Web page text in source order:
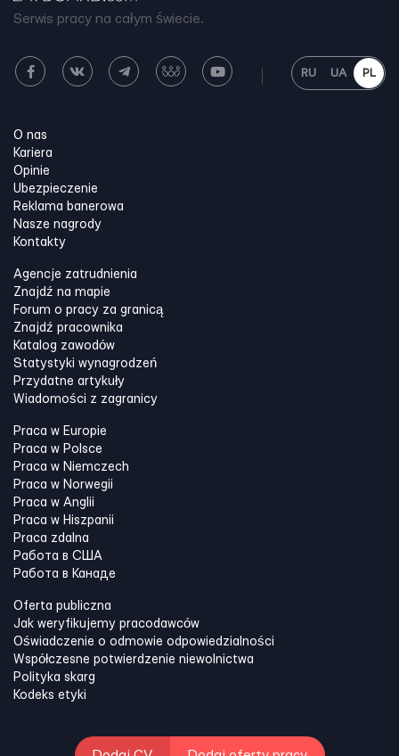
Serwis pracy na całym świecie.
RU UA PL
O nas
Kariera
Opinie
Ubezpieczenie
Reklama banerowa
Nasze nagrody
Kontakty
Agencje zatrudnienia
Znajdź na mapie
Forum o pracy za granicą
Znajdź pracownika
Katalog zawodów
Statystyki wynagrodzeń
Przydatne artykuły
Wiadomości z zagranicy
Praca w Europie
Praca w Polsce
Praca w Niemczech
Praca w Norwegii
Praca w Anglii
Praca w Hiszpanii
Praca zdalna
Работа в США
Работа в Канадe
Oferta publiczna
Jak weryfikujemy pracodawców
Oświadczenie o odmowie odpowiedzialności
Współczesne potwierdzenie niewolnictwa
Polityka skarg
Kodeks etyki